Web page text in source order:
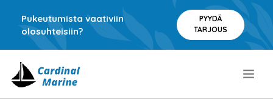
Pukeutumista vaativiin
olosuhteisiin?
PYYDÄ
TARJOUS